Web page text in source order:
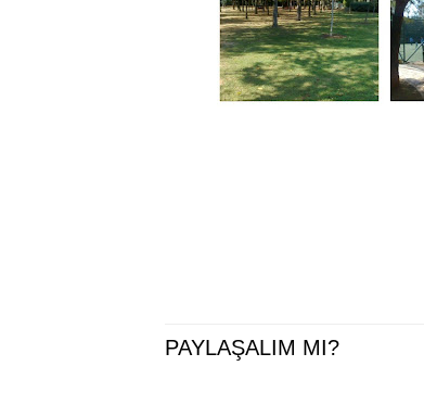
PAYLAŞALIM MI?